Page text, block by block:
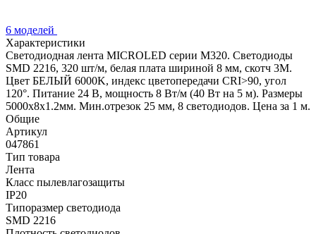
6 моделей
Характеристики
Светодиодная лента MICROLED серии M320. Светодиоды
SMD 2216, 320 шт/м, белая плата шириной 8 мм, скотч 3M.
Цвет БЕЛЫЙ 6000K, индекс цветопередачи CRI>90, угол
120°. Питание 24 В, мощность 8 Вт/м (40 Вт на 5 м). Размеры
5000x8x1.2мм. Мин.отрезок 25 мм, 8 светодиодов. Цена за 1 м.
Общие
Артикул
047861
Тип товара
Лента
Класс пылевлагозащиты
IP20
Типоразмер светодиода
SMD 2216